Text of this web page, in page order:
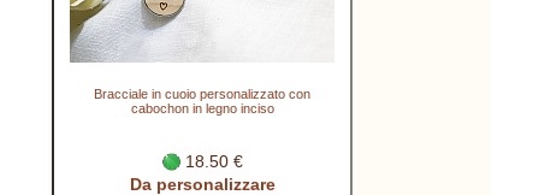
Bracciale in cuoio personalizzato con
cabochon in legno inciso
18.50 €
Da personalizzare